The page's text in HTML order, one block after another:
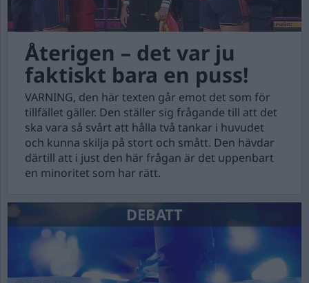
Återigen – det var ju
faktiskt bara en puss!
VARNING, den här texten går emot det som för
tillfället gäller. Den ställer sig frågande till att det
ska vara så svårt att hålla två tankar i huvudet
och kunna skilja på stort och smått. Den hävdar
därtill att i just den här frågan är det uppenbart
en minoritet som har rätt.
DEBATT